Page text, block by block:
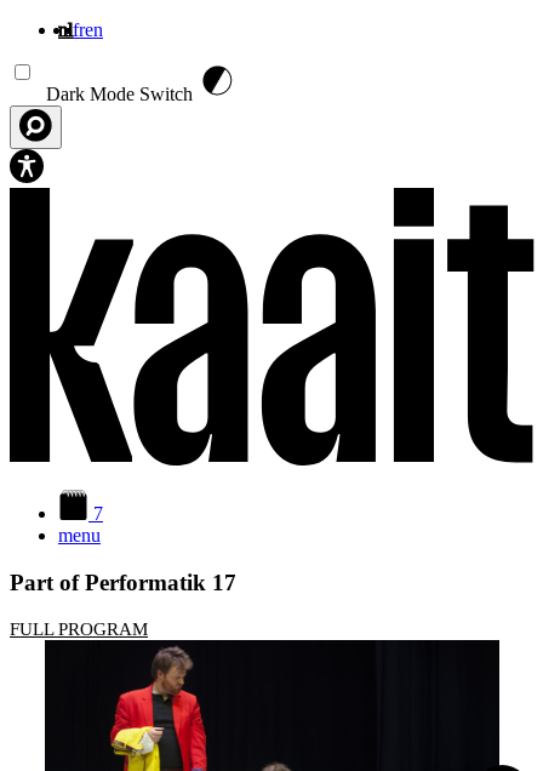
nlfren
Dark Mode Switch
7
menu
Part of Performatik 17
FULL PROGRAM